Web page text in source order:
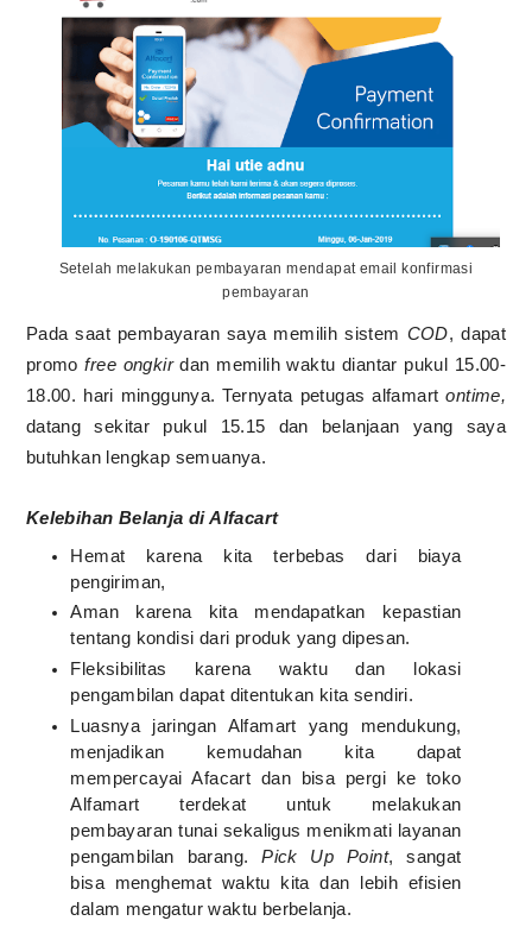
Setelah melakukan pembayaran mendapat email konfirmasi
pembayaran
Pada saat pembayaran saya memilih sistem COD, dapat
promofree ongkirdan memilih waktu diantar pukul 15.00-
18.00. hari minggunya. Ternyata petugas alfamartontime,
datang sekitar pukul 15.15 dan belanjaan yang saya
butuhkan lengkap semuanya.
Kelebihan Belanja di Alfacart
Hemat karena kita terbebas dari biaya
pengiriman,
Aman karena kita mendapatkan kepastian
tentang kondisi dari produk yang dipesan.
Fleksibilitas karena waktu dan lokasi
pengambilan dapat ditentukan kita sendiri.
Luasnya jaringan Alfamart yang mendukung,
menjadikan kemudahan kita dapat
mempercayai Afacart dan bisa pergi ke toko
Alfamart terdekat untuk melakukan
pembayaran tunai sekaligus menikmati layanan
pengambilan barang.Pick Up Point, sangat
bisa menghemat waktu kita dan lebih efisien
dalam mengatur waktu berbelanja.